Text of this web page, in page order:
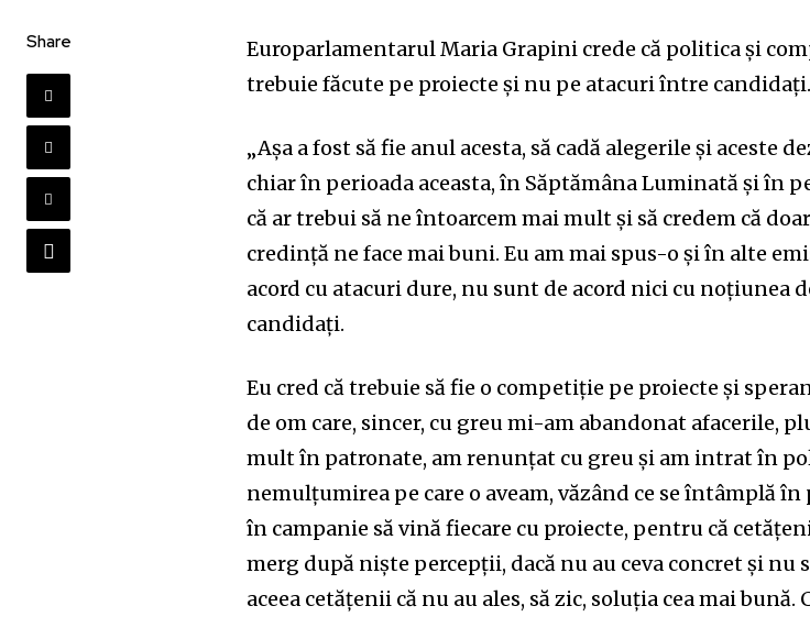
Share
Europarlamentarul Maria Grapini crede că politica și
trebuie făcute pe proiecte și nu pe atacuri între candidați.
„Așa a fost să fie anul acesta, să cadă alegerile și aceste
chiar în perioada aceasta, în Săptămâna Luminată și în
că ar trebui să ne întoarcem mai mult și să credem că
credință ne face mai buni. Eu am mai spus-o și în alte
acord cu atacuri dure, nu sunt de acord nici cu noțiunea
candidați.
Eu cred că trebuie să fie o competiție pe proiecte și
de om care, sincer, cu greu mi-am abandonat afacerile,
mult în patronate, am renunțat cu greu și am intrat în
nemulțumirea pe care o aveam, văzând ce se întâmplă în
în campanie să vină fiecare cu proiecte, pentru că
merg după niște percepții, dacă nu au ceva concret și nu
aceea cetățenii că nu au ales, să zic, soluția cea mai bună.